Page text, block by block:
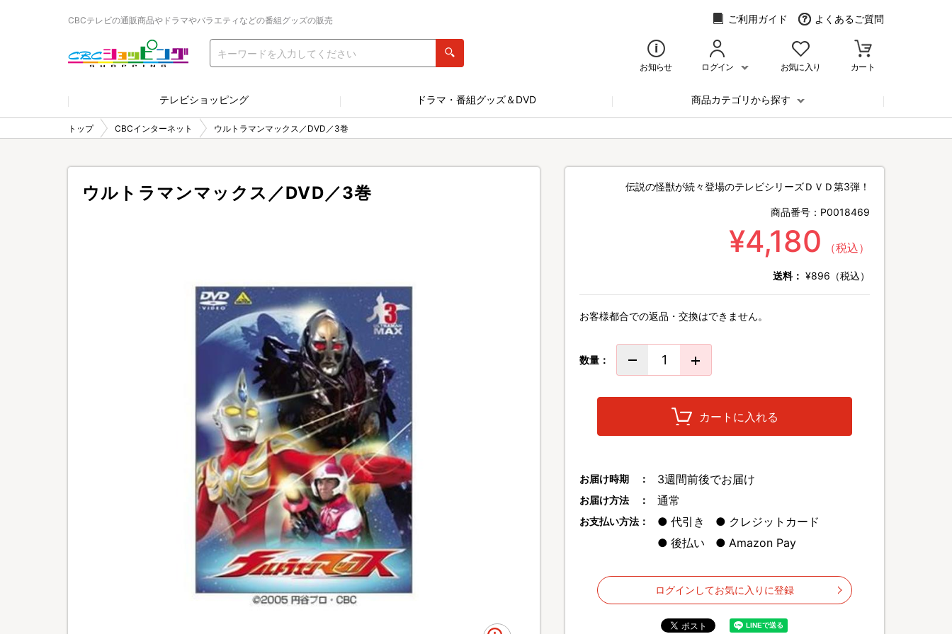
CBCテレビの通販商品やドラマやバラエティなどの番組グッズの販売 ご利用ガイド よくあるご質問
お知らせ ログイン お気に入り カート
テレビショッピング ドラマ・番組グッズ＆DVD 商品カテゴリから探す
トップ CBCインターネット ウルトラマンマックス／DVD／3巻
ウルトラマンマックス／DVD／3巻 伝説の怪獣が続々登場のテレビシリーズＤＶＤ第3弾！
商品番号： P0018469
¥4,180 （税込）
送料： ¥896（税込）
お客様都合での返品・交換はできません。
数量：
カートに入れる
お届け時期 ： 3週間前後でお届け
お届け方法 ： 通常
お支払い方法： 代引き
クレジットカード
後払い
Amazon Pay
ログインしてお気に入りに登録